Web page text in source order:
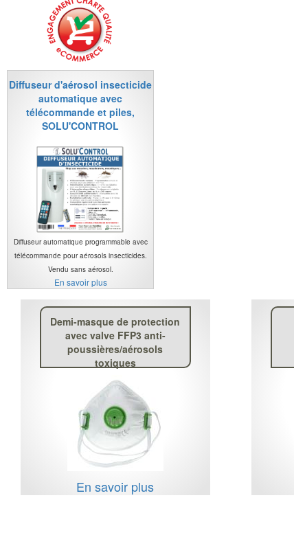
Diffuseur d'aérosol insecticide
automatique avec
télécommande et piles,
SOLU'CONTROL
Diffuseur automatique programmable avec
télécommande pour aérosols insecticides.
Vendu sans aérosol.
En savoir plus
Demi-masque de protection
avec valve FFP3 anti-
poussières/aérosols
toxiques
En savoir plus